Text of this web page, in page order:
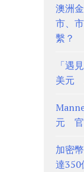
澳洲
市、
繫？
「遇
美元
元 官
加密
達